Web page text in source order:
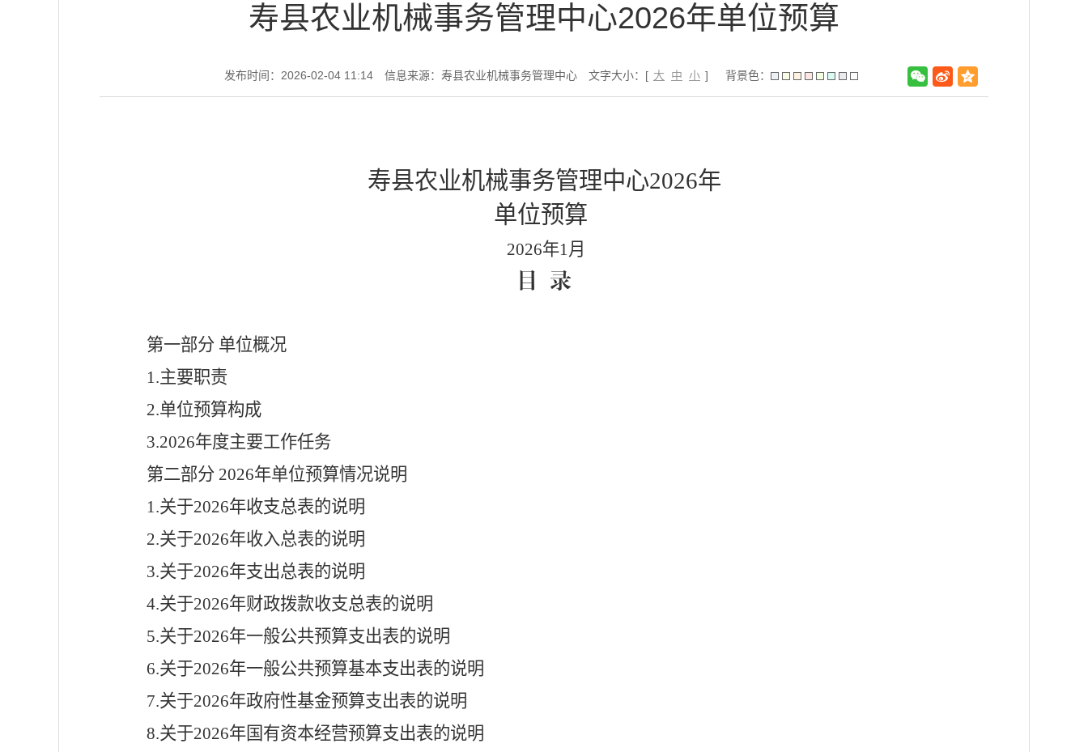
寿县农业机械事务管理中心2026年单位预算
发布时间：2026-02-04 11:14 信息来源：寿县农业机械事务管理中心 文字大小：[ 大 中 小 ] 背景色：
寿县农业机械事务管理中心2026年
单位预算
2026年1月
目 录
第一部分 单位概况
1.主要职责
2.单位预算构成
3.2026年度主要工作任务
第二部分 2026年单位预算情况说明
1.关于2026年收支总表的说明
2.关于2026年收入总表的说明
3.关于2026年支出总表的说明
4.关于2026年财政拨款收支总表的说明
5.关于2026年一般公共预算支出表的说明
6.关于2026年一般公共预算基本支出表的说明
7.关于2026年政府性基金预算支出表的说明
8.关于2026年国有资本经营预算支出表的说明